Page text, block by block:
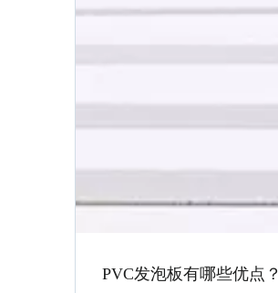
PVC发泡板有哪些优点？